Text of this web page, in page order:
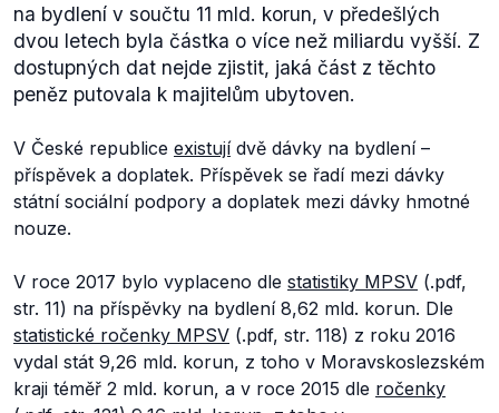
na bydlení v součtu 11 mld. korun, v předešlých
dvou letech byla částka o více než miliardu vyšší. Z
dostupných dat nejde zjistit, jaká část z těchto
peněz putovala k majitelům ubytoven.
V České republice existujídvě dávky na bydlení –
příspěvek a doplatek. Příspěvek se řadí mezi dávky
státní sociální podpory a doplatek mezi dávky hmotné
nouze.
V roce 2017 bylo vyplaceno dle statistiky MPSV (.pdf,
str. 11) na příspěvky na bydlení 8,62 mld. korun. Dle
statistické ročenky MPSV (.pdf, str. 118) z roku 2016
vydal stát 9,26 mld. korun, z toho v Moravskoslezském
kraji téměř 2 mld. korun, a v roce 2015 dle ročenky